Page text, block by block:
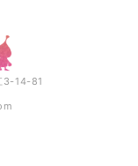
3-14-81